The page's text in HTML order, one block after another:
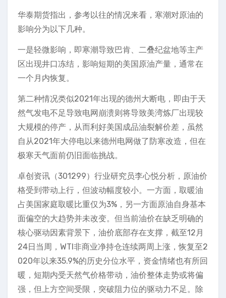
华泰期货指出，参考以往的情况来看，寒潮对原油的
影响分为以下几种。
一是轻微影响，即寒潮导致巴肯、二叠纪盆地等主产
区出现井口冻结，影响短期的美国原油产量，通常在
一个月内恢复。
第二种情况类似2021年出现的德州大断电，即由于天
然气发电不足导致电网崩溃则将导致美湾炼厂出现较
大规模的停产，从而利好美国成品油裂解价差，虽然
自从2021年大停电以来德州电网做了防寒改造，但在
极寒天气面前仍旧面临挑战。
卓创资讯（301299）行业研究员李心悦分析，原油价
格受到带动上行，但波动幅度较小。一方面，取暖油
占美国家庭取暖比重仅为3%，另一方面原油自身基本
面偏空的大趋势并未改变。但当前油价在缺乏明确的
核心驱动因素背景下，油价底部存在支撑，截至12月
24日当周，WTI非商业净持仓连续两周上涨，恢复至2
020年以来35.9%的历史分位水平，资金情绪也有所回
暖，短期内受天然气价格带动，油价整体走势或将偏
强，但上方空间受限，突破阻力位的驱动力不足。除